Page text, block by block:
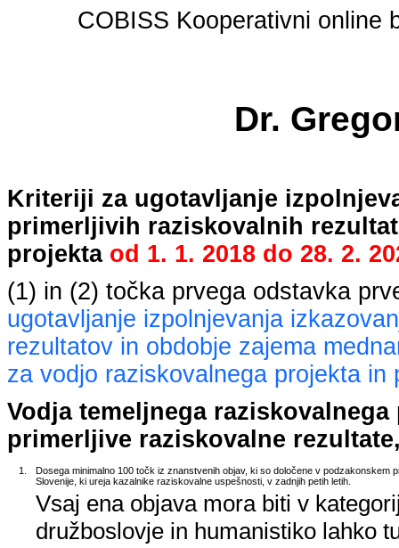
COBISS Kooperativni online
Dr.
Kriteriji za ugotavljanje
primerljivih raziskovalnih
projekta od 1. 1. 2018 do 28. 2.
(1) in (2) točka prvega odstavka
ugotavljanje izpolnjevanja
rezultatov in obdobje zajema
za vodjo raziskovalnega projekta in
Vodja temeljnega
primerljive raziskovalne
1.
Dosega minimalno 100 točk iz znanstvenih objav, ki so določene v
Slovenije, ki ureja kazalnike raziskovalne uspešnosti, v zadnjih petih letih.
Vsaj ena objava mora biti v
družboslovje in humanistiko lahko